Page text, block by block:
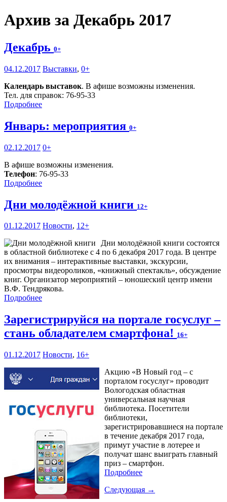
Архив за Декабрь 2017
Декабрь 0+
04.12.2017 Выставки, 0+
Календарь выставок. В афише возможны изменения.
Тел. для справок: 76-95-33
Подробнее
Январь: мероприятия 0+
02.12.2017 0+
В афише возможны изменения.
Телефон: 76-95-33
Подробнее
Дни молодёжной книги 12+
01.12.2017 Новости, 12+
Дни молодёжной книги состоятся
в областной библиотеке с 4 по 6 декабря 2017 года. В центре
их внимания – интерактивные выставки, экскурсии,
просмотры видеороликов, «книжный спектакль», обсуждение
книг. Организатор мероприятий – юношеский центр имени
В.Ф. Тендрякова.
Подробнее
Зарегистрируйся на портале госуслуг –
стань обладателем смартфона! 16+
01.12.2017 Новости, 16+
Акцию «В Новый год – с
порталом госуслуг» проводит
Вологодская областная
универсальная научная
библиотека. Посетители
библиотеки,
зарегистрировавшиеся на портале
в течение декабря 2017 года,
примут участие в лотерее и
получат шанс выиграть главный
приз – смартфон.
Подробнее
Следующая →